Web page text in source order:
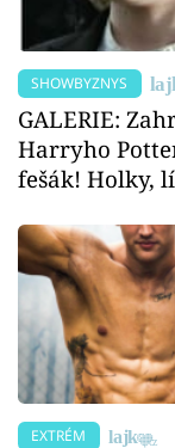
SHOWBYZNYS
GALERIE:
Harryho
fešák! Holky,
EXTRÉM